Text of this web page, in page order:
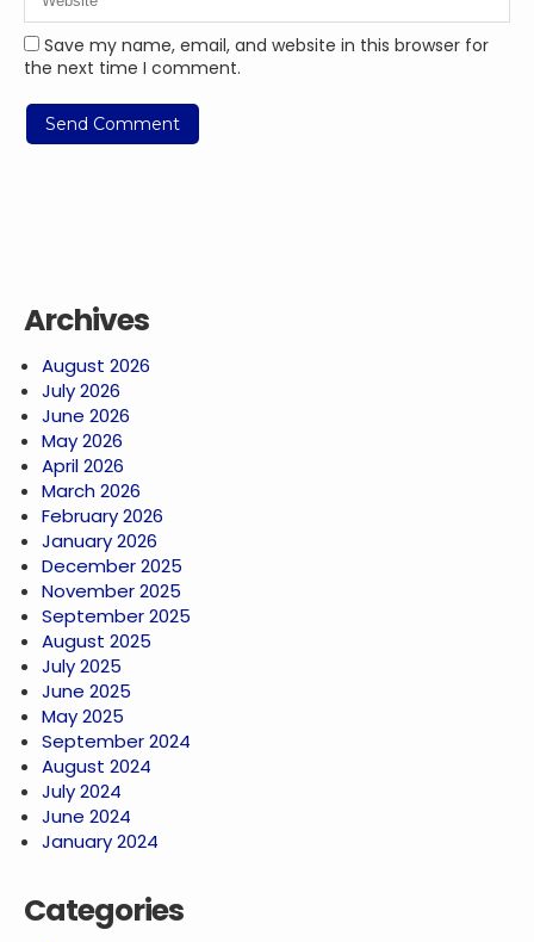
Save my name, email, and website in this browser for
the next time I comment.
Archives
August 2026
July 2026
June 2026
May 2026
April 2026
March 2026
February 2026
January 2026
December 2025
November 2025
September 2025
August 2025
July 2025
June 2025
May 2025
September 2024
August 2024
July 2024
June 2024
January 2024
Categories